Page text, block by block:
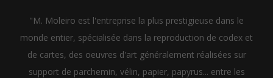
"M. Moleiro est l'entreprise la plus prestigieuse dans le
monde entier, spécialisée dans la reproduction de codex et
de cartes, des oeuvres d'art généralement réalisées sur
support de parchemin, vélin, papier, papyrus... entre les